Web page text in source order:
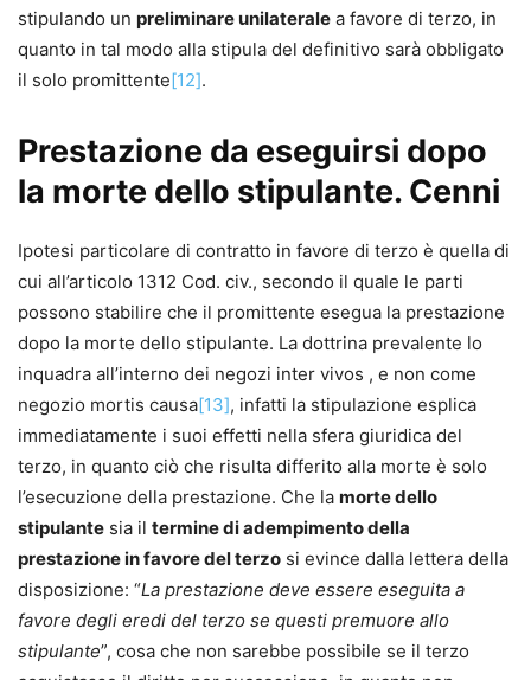
stipulando un preliminare unilaterale a favore di terzo, in
quanto in tal modo alla stipula del definitivo sarà obbligato
il solo promittente[12].
Prestazione da eseguirsi dopo
la morte dello stipulante. Cenni
Ipotesi particolare di contratto in favore di terzo è quella di
cui all’articolo 1312 Cod. civ., secondo il quale le parti
possono stabilire che il promittente esegua la prestazione
dopo la morte dello stipulante. La dottrina prevalente lo
inquadra all’interno dei negozi inter vivos , e non come
negozio mortis causa[13], infatti la stipulazione esplica
immediatamente i suoi effetti nella sfera giuridica del
terzo, in quanto ciò che risulta differito alla morte è solo
l’esecuzione della prestazione. Che la morte dello
stipulante sia il termine di adempimento della
prestazione in favore del terzo si evince dalla lettera della
disposizione: “La prestazione deve essere eseguita a
favore degli eredi del terzo se questi premuore allo
stipulante”, cosa che non sarebbe possibile se il terzo